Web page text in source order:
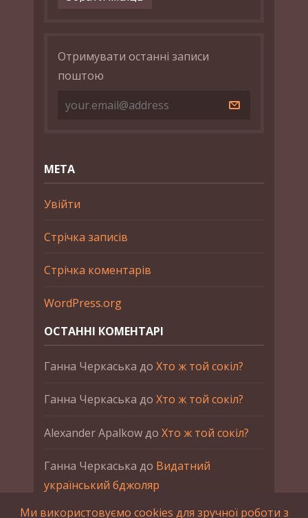
Отримувати останні записи
поштою
МЕТА
Увійти
Стрічка записів
Стрічка коментарів
WordPress.org
ОСТАННІ КОМЕНТАРІ
Ганна Черкаська до Хто ж той сокіл?
Ганна Черкаська до Хто ж той сокіл?
Alexander Apalkowдо Хто ж той сокіл?
Ганна Черкаська до Видатний
український бджоляр
Ми використовуємо cookies для зручної роботи з